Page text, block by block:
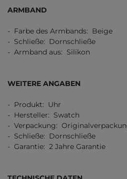
ARMBAND
- Farbe des Armbands: Beige
- Schließe: Dornschließe
- Armband aus: Silikon
WEITERE ANGABEN
- Produkt: Uhr
- Hersteller: Swatch
- Verpackung:
- Schließe: Dornschließe
- Garantie: 2 Jahre Garantie